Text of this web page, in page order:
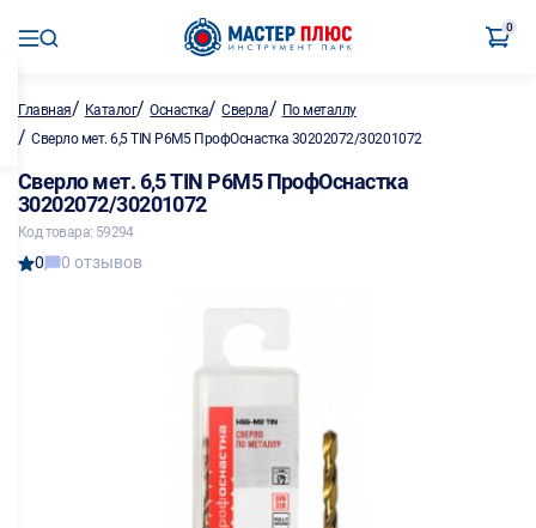
0
Главная/ Каталог/Оснастка/Сверла/ По металлу
/ Сверло мет. 6,5 TIN Р6М5 ПрофОснастка 30202072/30201072
Сверло мет. 6,5 TIN Р6М5 ПрофОснастка
30202072/30201072
Код товара: 59294
0 0 отзывов